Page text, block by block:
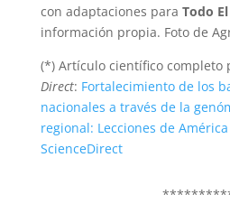
con adaptaciones para Todo
información propia. Foto de
(*) Artículo científico completo
Direct: Fortalecimiento de los
nacionales a través de la
regional: Lecciones de
ScienceDirect